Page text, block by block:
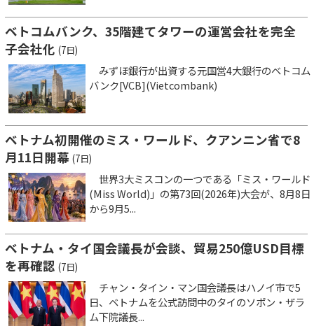
ベトコムバンク、35階建てタワーの運営会社を完全
子会社化 (7日)
みずほ銀行が出資する元国営4大銀行のベトコム
バンク[VCB](Vietcombank)
ベトナム初開催のミス・ワールド、クアンニン省で8
月11日開幕 (7日)
世界3大ミスコンの一つである「ミス・ワールド
(Miss World)」の第73回(2026年)大会が、8月8日
から9月5...
ベトナム・タイ国会議長が会談、貿易250億USD目標
を再確認 (7日)
チャン・タイン・マン国会議長はハノイ市で5
日、ベトナムを公式訪問中のタイのソポン・ザラ
ム下院議長...